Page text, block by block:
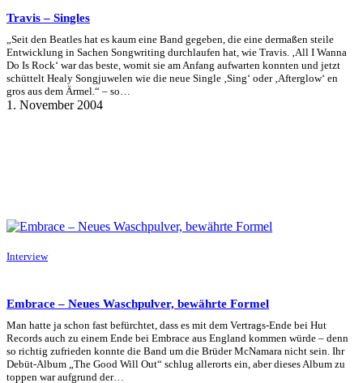
Travis – Singles
„Seit den Beatles hat es kaum eine Band gegeben, die eine dermaßen steile
Entwicklung in Sachen Songwriting durchlaufen hat, wie Travis. ‚All I Wanna
Do Is Rock‘ war das beste, womit sie am Anfang aufwarten konnten und jetzt
schüttelt Healy Songjuwelen wie die neue Single ‚Sing‘ oder ‚Afterglow‘ en
gros aus dem Ärmel.“ – so…
1. November 2004
Interview
Embrace – Neues Waschpulver, bewährte Formel
Man hatte ja schon fast befürchtet, dass es mit dem Vertrags-Ende bei Hut
Records auch zu einem Ende bei Embrace aus England kommen würde – denn
so richtig zufrieden konnte die Band um die Brüder McNamara nicht sein. Ihr
Debüt-Album „The Good Will Out“ schlug allerorts ein, aber dieses Album zu
toppen war aufgrund der…